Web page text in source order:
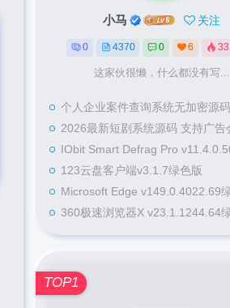
小马 关注
0 4370 0 6
这家伙很懒，什么都没有写...
个人企业案件查询系统无加密源码
2026最新短剧系统源码 支持广告会员功能齐全
IObit Smart Defrag Pro
123云盘客户端v3.1.7绿色版
Microsoft Edge v149.0.4022.69
360极速浏览器X v23.1.1244.64
TOP1